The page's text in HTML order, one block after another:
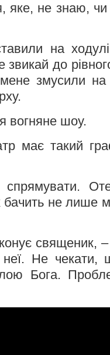
яке, не знаю,
на
до
змусили на
вогняне шоу.
має такий
спрямувати.
бачить не лише
священик,
Не
Бога.